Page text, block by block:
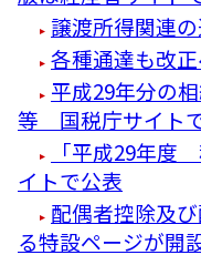
譲渡所得関連
各種通達も改
平成29年分の
等 国税庁サイト
「平成29年
イトで公表
配偶者控除及
る特設ページが